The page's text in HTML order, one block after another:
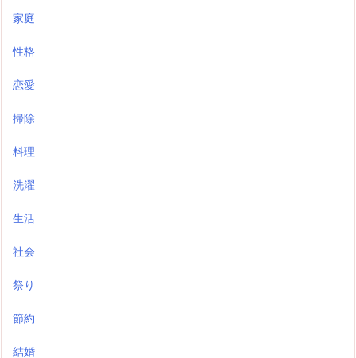
家庭
性格
恋愛
掃除
料理
洗濯
生活
社会
祭り
節約
結婚